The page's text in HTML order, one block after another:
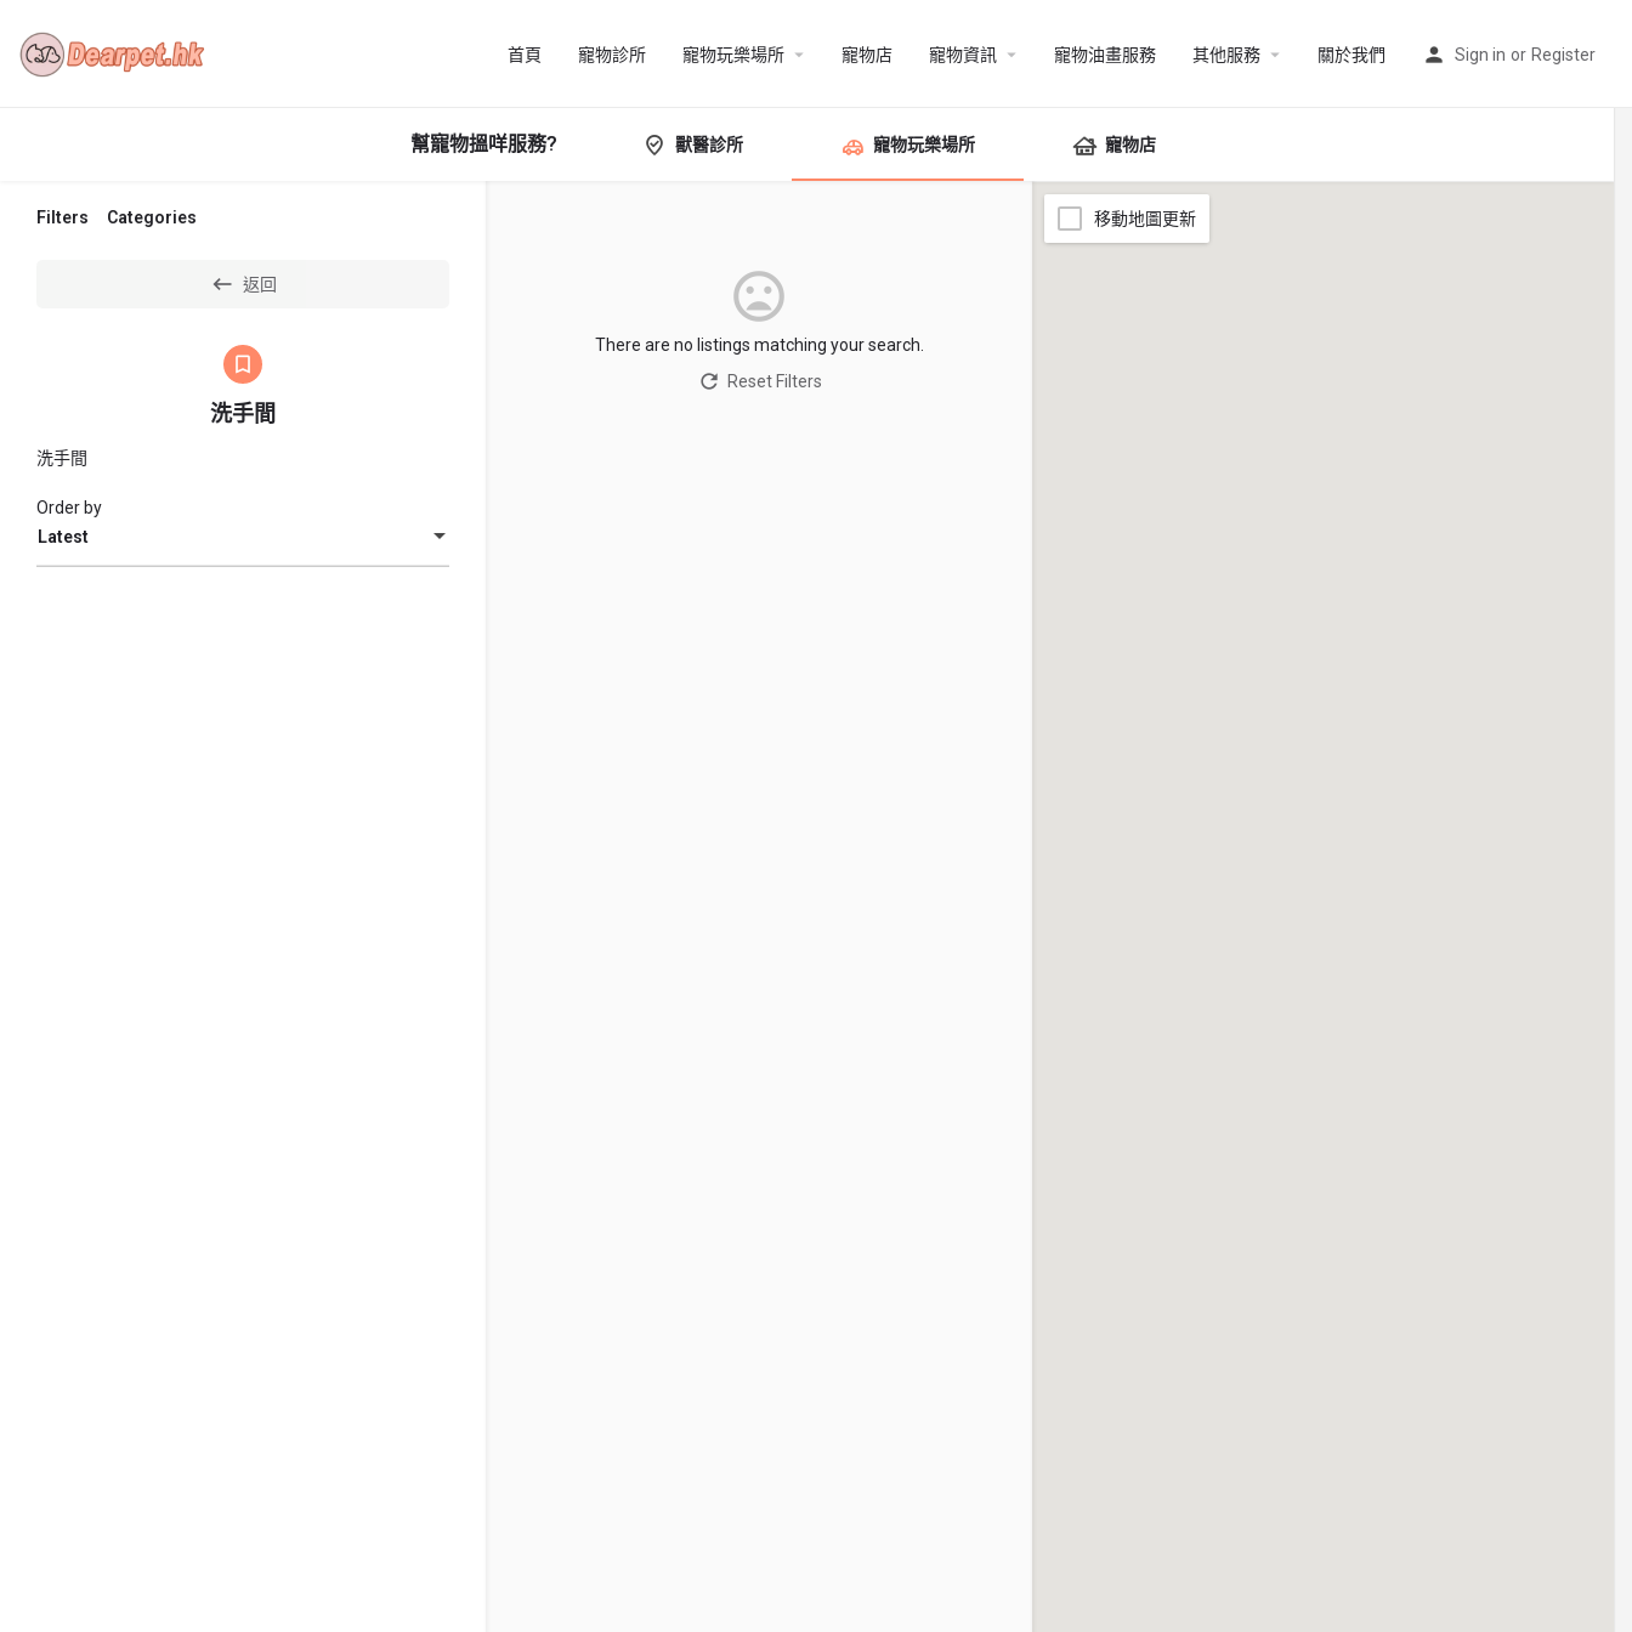
首頁 寵物診所 寵物玩樂場所 寵物店 寵物資訊 寵物油畫服務 其他服務 關於我們 Sign in or Register
幫寵物搵咩服務? 獸醫診所 寵物玩樂場所 寵物店
Filters Categories
返回
洗手間
洗手間
Latest
Order by
There are no listings matching your search.
Reset Filters
移動地圖更新